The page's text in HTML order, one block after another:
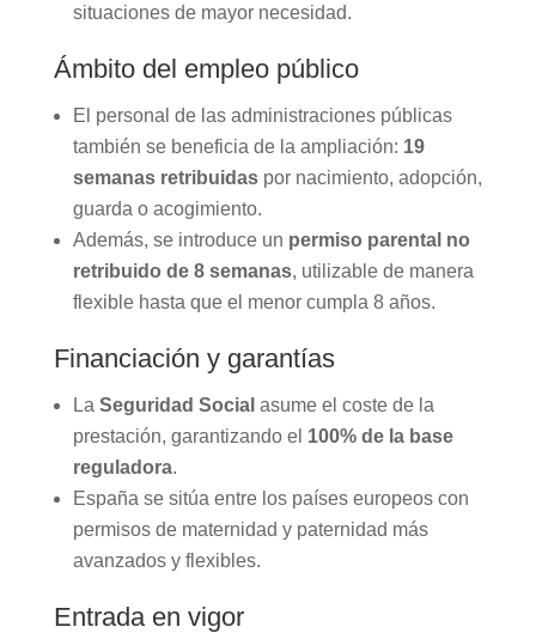
situaciones de mayor necesidad.
Ámbito del empleo público
El personal de las administraciones públicas
también se beneficia de la ampliación: 19
semanas retribuidaspor nacimiento, adopción,
guarda o acogimiento.
Además, se introduce un permiso parental no
retribuido de 8 semanas, utilizable de manera
flexible hasta que el menor cumpla 8 años.
Financiación y garantías
La Seguridad Social asume el coste de la
prestación, garantizando el 100% de la base
reguladora.
España se sitúa entre los países europeos con
permisos de maternidad y paternidad más
avanzados y flexibles.
Entrada en vigor